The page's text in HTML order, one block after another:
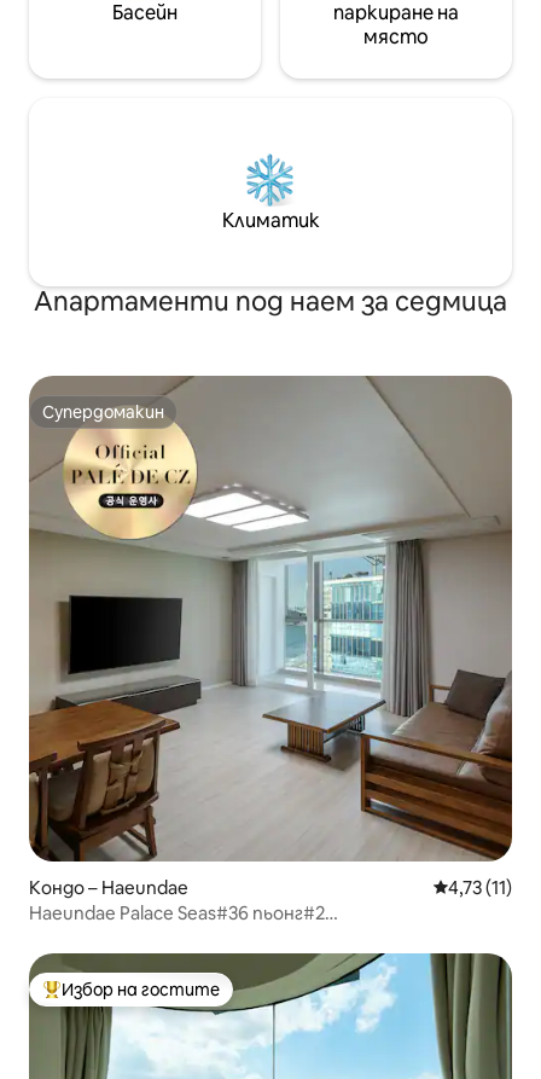
„Гукдже“ - Lotte World Adventure
лифт „Сонгдо Марин“ – 30 минути -
Huinyeoul (Йондо) 30 минути -
10 минути до киноцентъра в Пусан
-10 минути до универсален магазин
Shinsegae, клон Centum City
ежедневен
Cea Stay, най-
Басейн
паркиране на
място
Климатик
Апартаменти под наем за седмица
Супердомакин
Супердомакин
Кондо – Haeundae Средна
4,73 (11)
Haeundae Palace Seas#36 пьонг#2
престой #Изглед към океана #Семейно
настаняване# Family#PMS2
Най-популярен избор на гостите
Избор на гостите